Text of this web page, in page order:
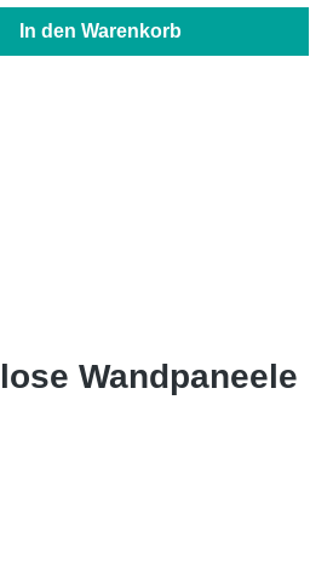
Wert ein
In den Warenkorb
Wandpaneele